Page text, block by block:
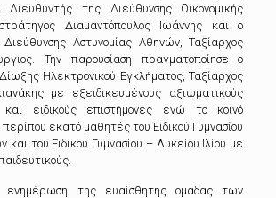
Διευθυντής της Διεύθυνσης Οικονομικής
Διαμαντόπουλος Ιωάννης και ο
Αστυνομίας Αθηνών, Ταξίαρχος
Την παρουσίαση πραγματοποίησε ο
Ηλεκτρονικού Εγκλήματος, Ταξίαρχος
με εξειδικευμένους αξιωματικούς
ειδικούς επιστήμονες ενώ το κοινό
εκατό μαθητές του Ειδικού Γυμνασίου
του Ειδικού Γυμνασίου – Λυκείου Ιλίου με
ενημέρωση της ευαίσθητης ομάδας των